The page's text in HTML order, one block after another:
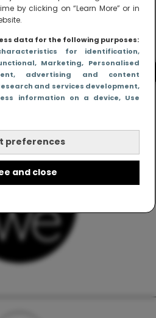
by clicking on “Learn More” or in
data for the following purposes:
for identification,
, Marketing, Personalised
advertising and content
and services development,
information on a device, Use
preferences
and close